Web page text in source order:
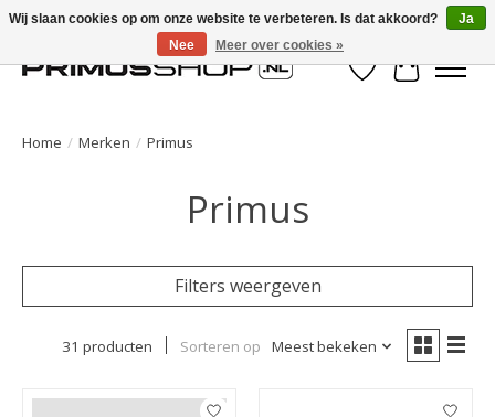
Verlanglijst
Home / Merken / Primus
Primus
Filters weergeven
31 producten Sorteren op Meest bekeken
Wij slaan cookies op om onze website te verbeteren. Is dat akkoord?
Ja
Nee
Meer over cookies »